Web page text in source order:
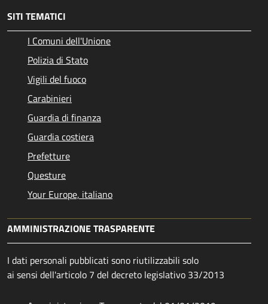
SITI TEMATICI
I Comuni dell'Unione
Polizia di Stato
Vigili del fuoco
Carabinieri
Guardia di finanza
Guardia costiera
Prefetture
Questure
Your Europe, italiano
AMMINISTRAZIONE TRASPARENTE
I dati personali pubblicati sono riutilizzabili solo
ai sensi dell'articolo 7 del decreto legislativo 33/2013